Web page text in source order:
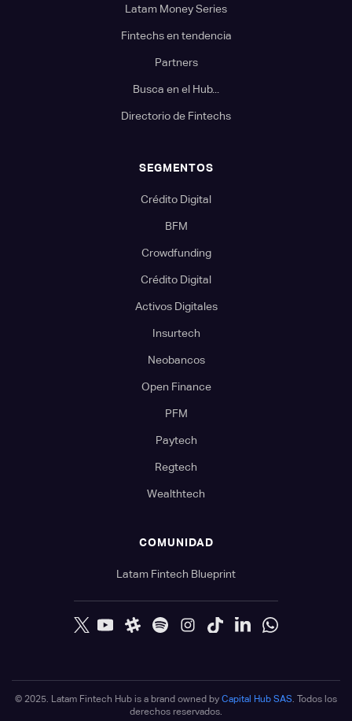
Latam Money Series
Fintechs en tendencia
Partners
Busca en el Hub...
Directorio de Fintechs
SEGMENTOS
Crédito Digital
BFM
Crowdfunding
Crédito Digital
Activos Digitales
Insurtech
Neobancos
Open Finance
PFM
Paytech
Regtech
Wealthtech
COMUNIDAD
Latam Fintech Blueprint
© 2025. Latam Fintech Hub is a brand owned by Capital Hub SAS. Todos los
derechos reservados.